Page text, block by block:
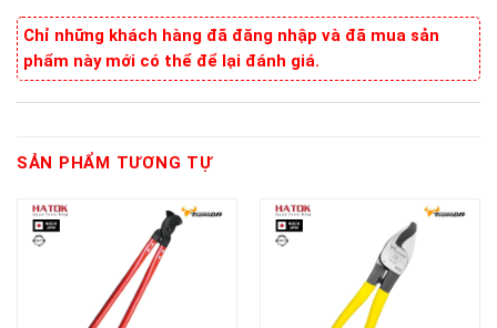
Chỉ những khách hàng đã đăng nhập và đã mua sản
phẩm này mới có thể để lại đánh giá.
SẢN PHẨM TƯƠNG TỰ